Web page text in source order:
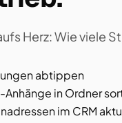
Herz: Wie viele
abtippen
Anhänge in Ordner
im CRM